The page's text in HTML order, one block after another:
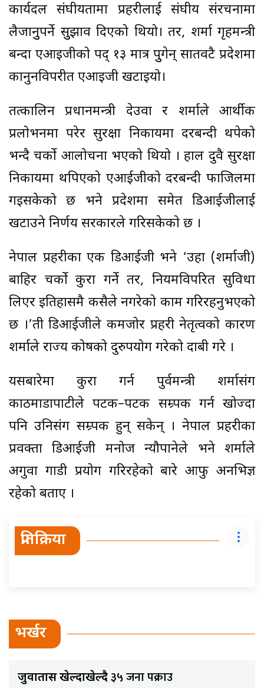
कार्यदल संघीयतामा प्रहरीलाई संघीय संरचनामा
लैजानुुपर्ने सुुझाव दिएको थियो। तर, शर्मा गृहमन्त्री
बन्दा एआइजीको पद् १३ मात्र पुुगेन् सातवटै प्रदेशमा
कानुनविपरीत एआइजी खटाइयो।
तत्कालिन प्रधानमन्त्री देउवा र शर्माले आर्थीक
प्रलोभनमा परेर सुरक्षा निकायमा दरबन्दी थपेको
भन्दै चर्को आलोचना भएको थियो । हाल दुवै सुरक्षा
निकायमा थपिएको एआईजीको दरबन्दी फाजिलमा
गइसकेको छ भने प्रदेशमा समेत डिआईजीलाई
खटाउने निर्णय सरकारले गरिसकेको छ ।
नेपाल प्रहरीका एक डिआईजी भने ‘उहा (शर्माजी)
बाहिर चर्को कुरा गर्ने तर, नियमविपरित सुविधा
लिएर इतिहासमै कसैले नगरेको काम गरिरहनुभएको
छ ।’ती डिआईजीले कमजोर प्रहरी नेतृत्वको कारण
शर्माले राज्य कोषको दुरुपयोग गरेको दाबी गरे ।
यसबारेमा कुरा गर्न पुर्वमन्त्री शर्मासंग
काठमाडौंपाटीले पटक–पटक सम्र्पक गर्न खोज्दा
पनि उनिसंग सम्र्पक हुन् सकेन् । नेपाल प्रहरीका
प्रवक्ता डिआईजी मनोज न्यौपानेले भने शर्माले
अगुवा गाडी प्रयोग गरिरहेको बारे आफु अनभिज्ञ
रहेको बताए ।
प्रतिक्रिया
भर्खर
जुवातास खेल्दाखेल्दै३५ जना पक्राउ